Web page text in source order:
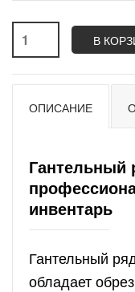
В
ОПИСАНИЕ
Гантельный
инвентарь
Гантельный
обладает